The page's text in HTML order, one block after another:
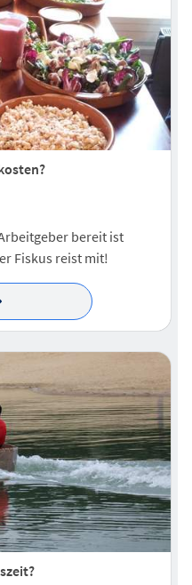
bereit ist
Fiskus reist mit!